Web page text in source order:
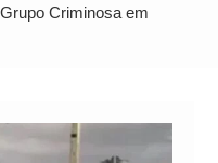
Criminosa em